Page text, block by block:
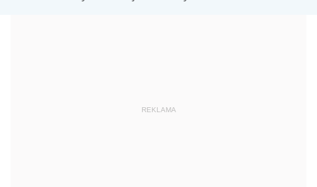
REKLAMA